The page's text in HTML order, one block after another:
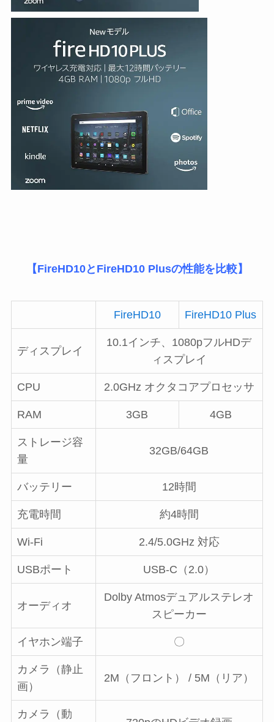
【FireHD10とFireHD10 Plusの性能を比較】
FireHD10 FireHD10 Plus
ディスプレイ
10.1インチ、1080pフルHDデ
ィスプレイ
CPU 2.0GHz オクタコアプロセッサ
RAM 3GB 4GB
ストレージ容
量
32GB/64GB
バッテリー 12時間
充電時間 約4時間
Wi-Fi 2.4/5.0GHz 対応
USBポート USB-C（2.0）
オーディオ
Dolby Atmosデュアルステレオ
スピーカー
イヤホン端子 〇
カメラ（静止
画）
2M（フロント） / 5M（リア）
カメラ（動